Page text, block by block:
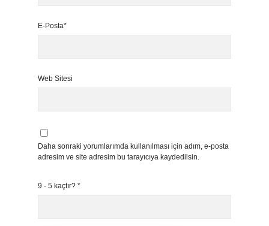
E-Posta*
Web Sitesi
Daha sonraki yorumlarımda kullanılması için adım, e-posta
adresim ve site adresim bu tarayıcıya kaydedilsin.
9 - 5 kaçtır? *